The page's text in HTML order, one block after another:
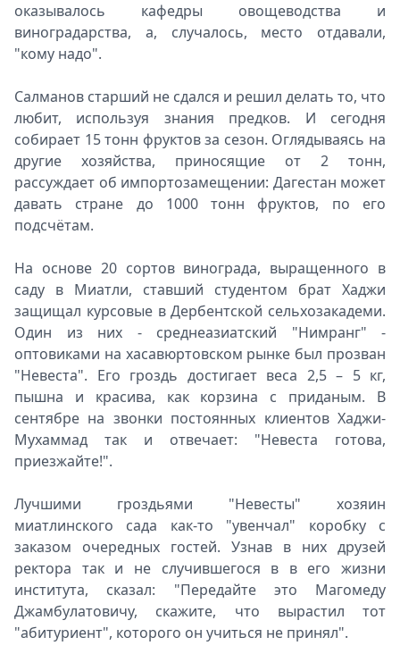
оказывалось кафедры овощеводства и
виноградарства, а, случалось, место отдавали,
"кому надо".
Салманов старший не сдался и решил делать то, что
любит, используя знания предков. И сегодня
собирает 15 тонн фруктов за сезон. Оглядываясь на
другие хозяйства, приносящие от 2 тонн,
рассуждает об импортозамещении: Дагестан может
давать стране до 1000 тонн фруктов, по его
подсчётам.
На основе 20 сортов винограда, выращенного в
саду в Миатли, ставший студентом брат Хаджи
защищал курсовые в Дербентской сельхозакадеми.
Один из них - среднеазиатский "Нимранг" -
оптовиками на хасавюртовском рынке был прозван
"Невеста". Его гроздь достигает веса 2,5 – 5 кг,
пышна и красива, как корзина с приданым. В
сентябре на звонки постоянных клиентов Хаджи-
Мухаммад так и отвечает: "Невеста готова,
приезжайте!".
Лучшими гроздьями "Невесты" хозяин
миатлинского сада как-то "увенчал" коробку с
заказом очередных гостей. Узнав в них друзей
ректора так и не случившегося в в его жизни
института, сказал: "Передайте это Магомеду
Джамбулатовичу, скажите, что вырастил тот
"абитуриент", которого он учиться не принял".